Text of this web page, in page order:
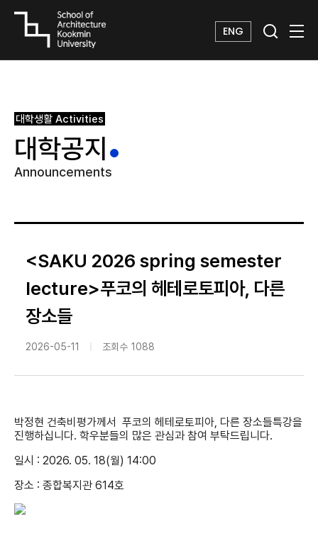
ENG
대학생활 Activities
대학공지
Announcements
<SAKU 2026 spring semester
lecture>푸코의 헤테로토피아, 다른
장소들
2026-05-11 조회수 1088
박정현 건축비평가께서 푸코의 헤테로토피아, 다른 장소들특강을
진행하십니다. 학우분들의 많은 관심과 참여 부탁드립니다.
일시 : 2026. 05. 18(월) 14:00
장소 : 종합복지관 614호